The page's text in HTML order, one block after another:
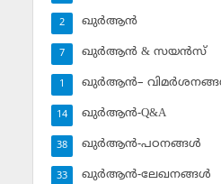
ഖുര്‍ആന്‍
2
ഖുര്‍ആന്‍ & സയന്‍സ്‌
7
ഖുര്‍ആന്‍–
1
ഖുര്‍ആന്‍-Q&A
14
ഖുര്‍ആന്‍-പഠനങ്ങള്‍
38
ഖുര്‍ആന്‍-ലേഖനങ്ങള്‍
33